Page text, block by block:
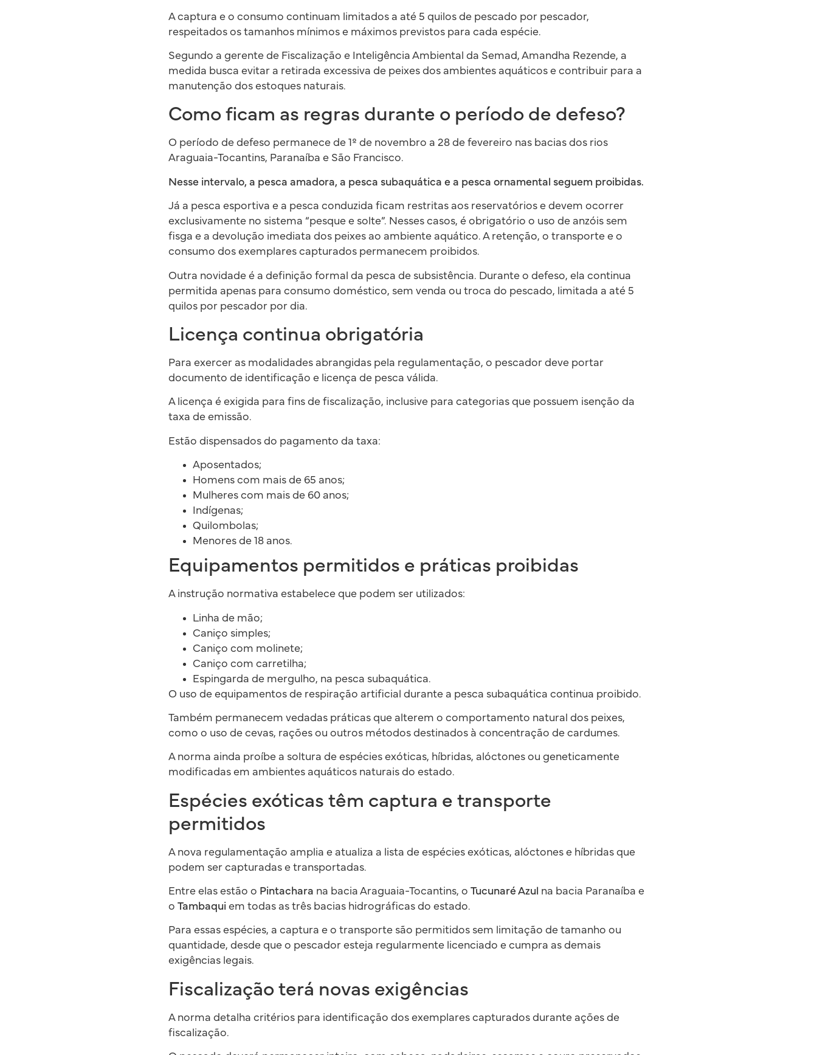
A captura e o consumo continuam limitados a até 5 quilos de pescado por pescador,
respeitados os tamanhos mínimos e máximos previstos para cada espécie.
Segundo a gerente de Fiscalização e Inteligência Ambiental da Semad, Amandha Rezende, a
medida busca evitar a retirada excessiva de peixes dos ambientes aquáticos e contribuir para a
manutenção dos estoques naturais.
Como ficam as regras durante o período de defeso?
O período de defeso permanece de 1º de novembro a 28 de fevereiro nas bacias dos rios
Araguaia-Tocantins, Paranaíba e São Francisco.
Nesse intervalo, a pesca amadora, a pesca subaquática e a pesca ornamental seguem proibidas.
Já a pesca esportiva e a pesca conduzida ficam restritas aos reservatórios e devem ocorrer
exclusivamente no sistema “pesque e solte”. Nesses casos, é obrigatório o uso de anzóis sem
fisga e a devolução imediata dos peixes ao ambiente aquático. A retenção, o transporte e o
consumo dos exemplares capturados permanecem proibidos.
Outra novidade é a definição formal da pesca de subsistência. Durante o defeso, ela continua
permitida apenas para consumo doméstico, sem venda ou troca do pescado, limitada a até 5
quilos por pescador por dia.
Licença continua obrigatória
Para exercer as modalidades abrangidas pela regulamentação, o pescador deve portar
documento de identificação e licença de pesca válida.
A licença é exigida para fins de fiscalização, inclusive para categorias que possuem isenção da
taxa de emissão.
Estão dispensados do pagamento da taxa:
Aposentados;
Homens com mais de 65 anos;
Mulheres com mais de 60 anos;
Indígenas;
Quilombolas;
Menores de 18 anos.
Equipamentos permitidos e práticas proibidas
A instrução normativa estabelece que podem ser utilizados:
Linha de mão;
Caniço simples;
Caniço com molinete;
Caniço com carretilha;
Espingarda de mergulho, na pesca subaquática.
O uso de equipamentos de respiração artificial durante a pesca subaquática continua proibido.
Também permanecem vedadas práticas que alterem o comportamento natural dos peixes,
como o uso de cevas, rações ou outros métodos destinados à concentração de cardumes.
A norma ainda proíbe a soltura de espécies exóticas, híbridas, alóctones ou geneticamente
modificadas em ambientes aquáticos naturais do estado.
Espécies exóticas têm captura e transporte
permitidos
A nova regulamentação amplia e atualiza a lista de espécies exóticas, alóctones e híbridas que
podem ser capturadas e transportadas.
Entre elas estão o Pintachara na bacia Araguaia-Tocantins, oTucunaré Azul na bacia Paranaíba e
oTambaqui em todas as três bacias hidrográficas do estado.
Para essas espécies, a captura e o transporte são permitidos sem limitação de tamanho ou
quantidade, desde que o pescador esteja regularmente licenciado e cumpra as demais
exigências legais.
Fiscalização terá novas exigências
A norma detalha critérios para identificação dos exemplares capturados durante ações de
fiscalização.